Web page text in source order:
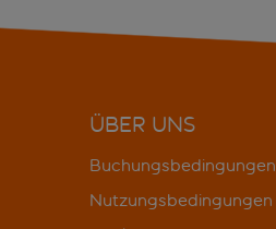
ÜBER UNS
Buchungsbedingungen
Nutzungsbedingungen